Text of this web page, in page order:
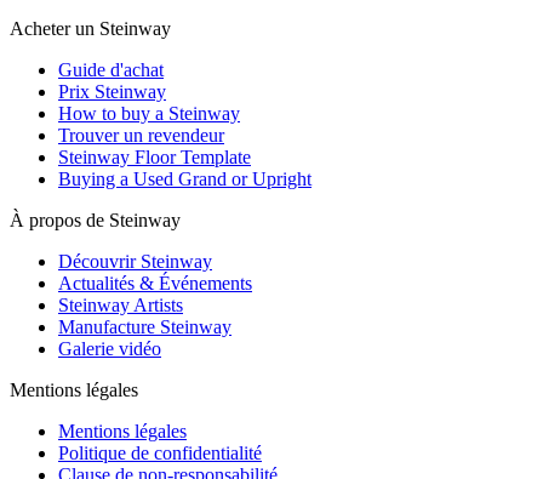
Acheter un Steinway
Guide d'achat
Prix Steinway
How to buy a Steinway
Trouver un revendeur
Steinway Floor Template
Buying a Used Grand or Upright
À propos de Steinway
Découvrir Steinway
Actualités & Événements
Steinway Artists
Manufacture Steinway
Galerie vidéo
Mentions légales
Mentions légales
Politique de confidentialité